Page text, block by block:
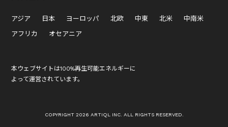
アジア 日本 ヨーロッパ 北欧 中東 北米
中南米
アフリカ
オセアニア
本ウェブサイトは100%再生可能エネルギーに
よって運営されています。
COPYRIGHT 2026 ARTIQL INC. ALL RIGHTS RESERVED.